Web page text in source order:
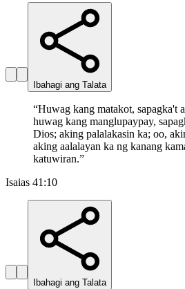
Ibahagi ang Talata
“Huwag kang matakot, sapagka't
huwag kang manglupaypay,
Dios; aking palalakasin ka; oo,
aking aalalayan ka ng kanang
katuwiran.”
Isaias 41:10
Ibahagi ang Talata